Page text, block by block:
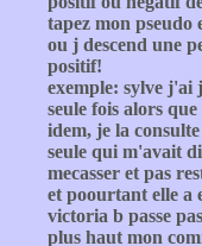
tapez mon pseudo
ou j descend une
positif!
exemple: sylve j'ai
seule fois alors
idem, je la
seule qui m'avait
mecasser et pas
et poourtant elle a
victoria b passe
plus haut mon